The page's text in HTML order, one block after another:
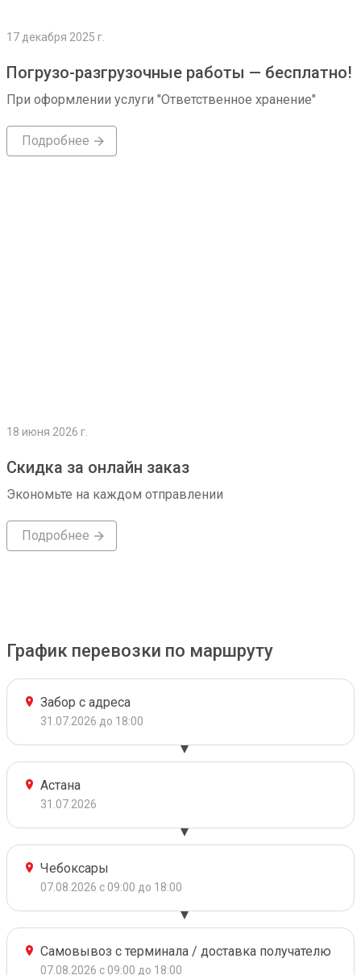
17 декабря 2025 г.
Погрузо-разгрузочные работы — бесплатно!
При оформлении услуги "Ответственное хранение"
Подробнее
18 июня 2026 г.
Скидка за онлайн заказ
Экономьте на каждом отправлении
Подробнее
График перевозки по маршруту
Забор с адреса
31.07.2026 до 18:00
Астана
31.07.2026
Чебоксары
07.08.2026 с 09:00 до 18:00
Самовывоз с терминала / доставка получателю
07.08.2026 с 09:00 до 18:00